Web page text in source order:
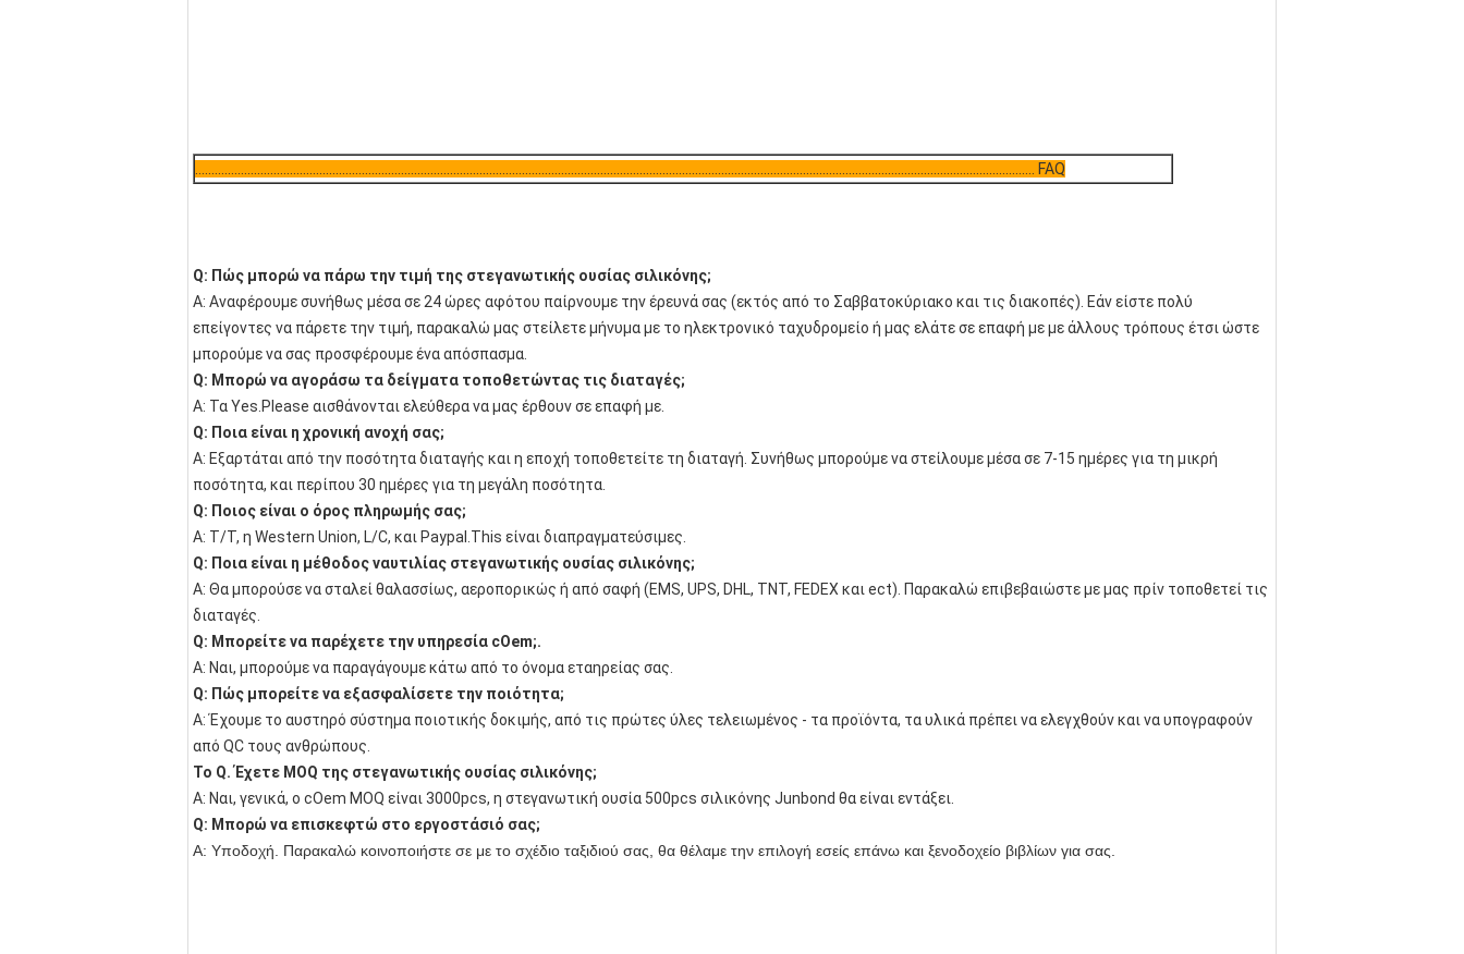
................................................................................................................................................................................................................................................................. FAQ
Q: Πώς μπορώ να πάρω την τιμή της στεγανωτικής ουσίας σιλικόνης;
Α: Αναφέρουμε συνήθως μέσα σε 24 ώρες αφότου παίρνουμε την έρευνά σας (εκτός από το Σαββατοκύριακο και τις διακοπές). Εάν είστε πολύ
επείγοντες να πάρετε την τιμή, παρακαλώ μας στείλετε μήνυμα με το ηλεκτρονικό ταχυδρομείο ή μας ελάτε σε επαφή με με άλλους τρόπους έτσι ώστε
μπορούμε να σας προσφέρουμε ένα απόσπασμα.
Q: Μπορώ να αγοράσω τα δείγματα τοποθετώντας τις διαταγές;
Α: Τα Yes.Please αισθάνονται ελεύθερα να μας έρθουν σε επαφή με.
Q: Ποια είναι η χρονική ανοχή σας;
Α: Εξαρτάται από την ποσότητα διαταγής και η εποχή τοποθετείτε τη διαταγή. Συνήθως μπορούμε να στείλουμε μέσα σε 7-15 ημέρες για τη μικρή
ποσότητα, και περίπου 30 ημέρες για τη μεγάλη ποσότητα.
Q: Ποιος είναι ο όρος πληρωμής σας;
Α: T/T, η Western Union, L/C, και Paypal.This είναι διαπραγματεύσιμες.
Q: Ποια είναι η μέθοδος ναυτιλίας στεγανωτικής ουσίας σιλικόνης;
Α: Θα μπορούσε να σταλεί θαλασσίως, αεροπορικώς ή από σαφή (EMS, UPS, DHL, TNT, FEDEX και ect). Παρακαλώ επιβεβαιώστε με μας πρίν τοποθετεί τις
διαταγές.
Q: Μπορείτε να παρέχετε την υπηρεσία cOem;.
Α: Ναι, μπορούμε να παραγάγουμε κάτω από το όνομα εταηρείας σας.
Q: Πώς μπορείτε να εξασφαλίσετε την ποιότητα;
Α: Έχουμε το αυστηρό σύστημα ποιοτικής δοκιμής, από τις πρώτες ύλες τελειωμένος - τα προϊόντα, τα υλικά πρέπει να ελεγχθούν και να υπογραφούν
από QC τους ανθρώπους.
Το Q. Έχετε MOQ της στεγανωτικής ουσίας σιλικόνης;
Α: Ναι, γενικά, ο cOem MOQ είναι 3000pcs, η στεγανωτική ουσία 500pcs σιλικόνης Junbond θα είναι εντάξει.
Q: Μπορώ να επισκεφτώ στο εργοστάσιό σας;
Α: Υποδοχή. Παρακαλώ κοινοποιήστε σε με το σχέδιο ταξιδιού σας, θα θέλαμε την επιλογή εσείς επάνω και ξενοδοχείο βιβλίων για σας.